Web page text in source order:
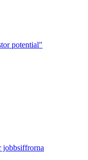
potential"
jobbsiffrorna